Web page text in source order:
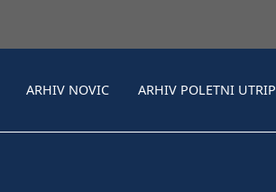
ARHIV NOVIC ARHIV POLETNI UTRIP